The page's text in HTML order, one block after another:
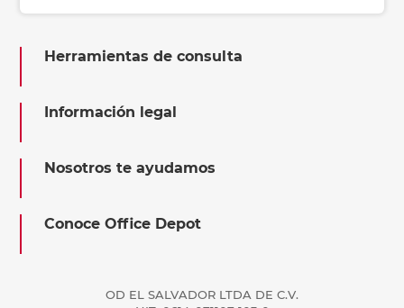
Herramientas de consulta
Información legal
Nosotros te ayudamos
Conoce Office Depot
OD EL SALVADOR LTDA DE C.V.